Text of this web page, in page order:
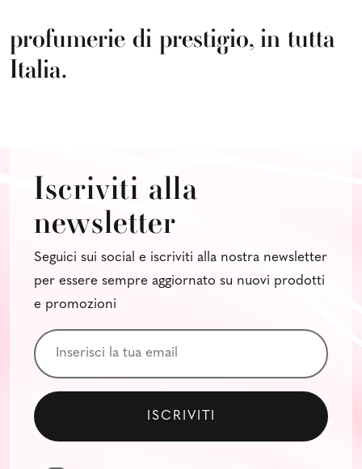
profumerie di prestigio, in tutta
Italia.
Iscriviti alla
newsletter
Seguici sui social e iscriviti alla nostra newsletter
per essere sempre aggiornato su nuovi prodotti
e promozioni